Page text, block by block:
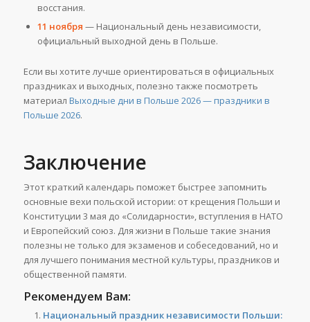
восстания.
11 ноября — Национальный день независимости,
официальный выходной день в Польше.
Если вы хотите лучше ориентироваться в официальных
праздниках и выходных, полезно также посмотреть
материал Выходные дни в Польше 2026 — праздники в
Польше 2026.
Заключение
Этот краткий календарь поможет быстрее запомнить
основные вехи польской истории: от крещения Польши и
Конституции 3 мая до «Солидарности», вступления в НАТО
и Европейский союз. Для жизни в Польше такие знания
полезны не только для экзаменов и собеседований, но и
для лучшего понимания местной культуры, праздников и
общественной памяти.
Рекомендуем Вам:
Национальный праздник независимости Польши: